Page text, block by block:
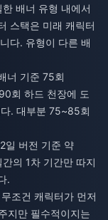
한 배너 유형 내에서
스택은 미래 캐릭터
다. 유형이 다른 배
너 기준 75회
회 하드 천장에 도
. 대부분 75~85회
일 버전 기준 약
의 1차 기간만 따지
.
무조건 캐릭터가 먼저
지만 필수적이지는